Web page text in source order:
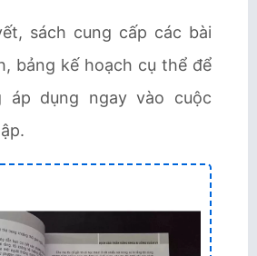
sách cung cấp các bài
bảng kế hoạch cụ thể để
áp dụng ngay vào cuộc